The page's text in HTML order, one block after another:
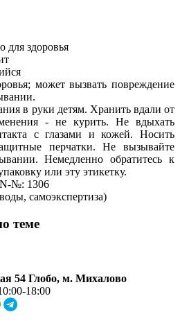
здоровья
может вызвать повреждение
в руки детям. Хранить вдали от
- не курить. Не вдыхать
с глазами и кожей. Носить
перчатки. Не вызывайте
Немедленно обратитесь к
или эту этикетку.
№: 1306
самоэкспертиза)
теме
54 Глобо, м. Михалово
18:00